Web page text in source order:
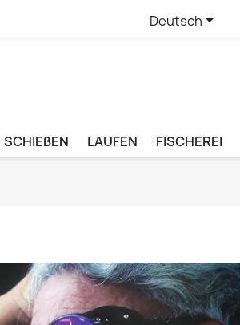
Deutsch
SCHIEßEN LAUFEN FISCHEREI